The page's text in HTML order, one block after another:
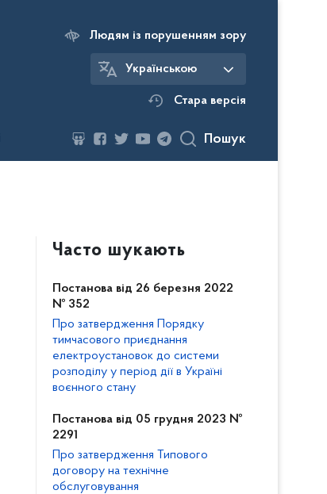
Людям із порушенням зору
Українською
Стара версія
Пошук
Часто шукають
Постанова від 26 березня 2022
№ 352
Про затвердження Порядку
тимчасового приєднання
електроустановок до системи
розподілу у період дії в Україні
воєнного стану
Постанова від 05 грудня 2023 №
2291
Про затвердження Типового
договору на технічне
обслуговування